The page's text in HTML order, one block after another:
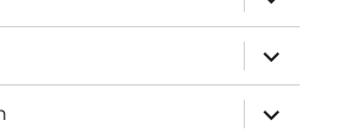
anzeigen
anzeigen
anzeigen